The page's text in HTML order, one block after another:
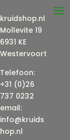
kruidshop.nl
Mollevite 19
6931 KE
Westervoort
Telefoon:
+31 (0)26
737 0232
email:
info@kruids
hop.nl